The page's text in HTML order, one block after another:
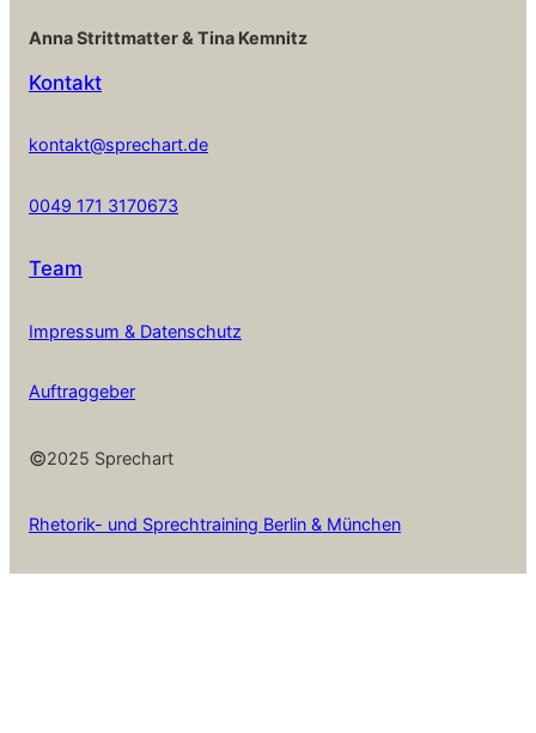
Anna Strittmatter & Tina Kemnitz
Kontakt
kontakt@sprechart.de
0049 171 3170673
Team
Impressum & Datenschutz
Auftraggeber
©2025 Sprechart
Rhetorik- und Sprechtraining Berlin & München